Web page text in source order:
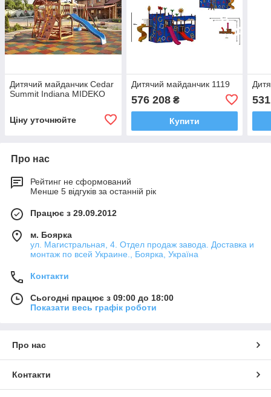
Дитячий майданчик Cedar
Summit Indiana MIDEKO
Ціну уточнюйте
Дитячий майданчик 1119
576 208₴
Купити
Про нас
Рейтинг не сформований
Менше 5 відгуків за останній рік
Працює з 29.09.2012
м. Боярка
ул. Магистральная, 4. Отдел продаж завода. Доставка и
монтаж по всей Украине., Боярка, Україна
Контакти
Сьогодні працює з 09:00 до 18:00
Показати весь графік роботи
Про нас
Контакти